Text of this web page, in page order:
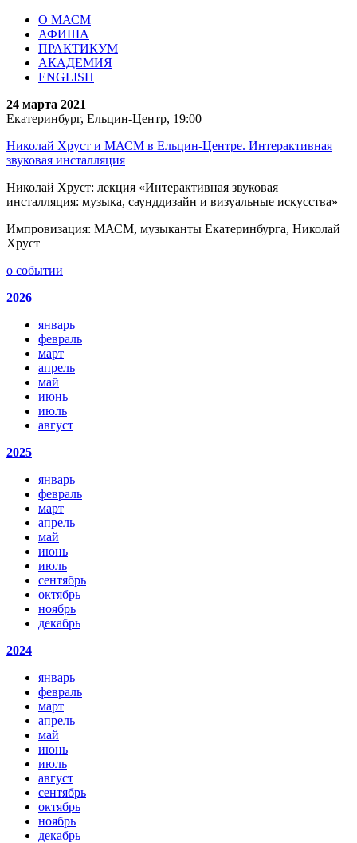
О МАСМ
АФИША
ПРАКТИКУМ
АКАДЕМИЯ
ENGLISH
24 марта 2021
Екатеринбург, Ельцин-Центр, 19:00
Николай Хруст и МАСМ в Ельцин-Центре. Интерактивная
звуковая инсталляция
Николай Хруст: лекция «Интерактивная звуковая
инсталляция: музыка, саунддизайн и визуальные искусства»
Импровизация: МАСМ, музыканты Екатеринбурга, Николай
Хруст
о событии
2026
январь
февраль
март
апрель
май
июнь
июль
август
2025
январь
февраль
март
апрель
май
июнь
июль
сентябрь
октябрь
ноябрь
декабрь
2024
январь
февраль
март
апрель
май
июнь
июль
август
сентябрь
октябрь
ноябрь
декабрь